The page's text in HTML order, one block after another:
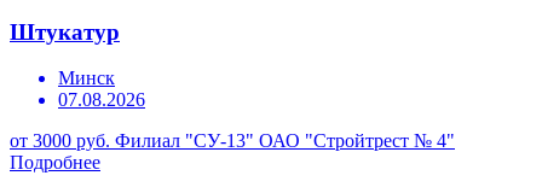
Штукатур
Минск
07.08.2026
от 3000 руб. Филиал "СУ-13" ОАО "Стройтрест № 4"
Подробнее